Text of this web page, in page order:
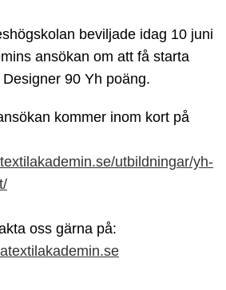
beviljade idag 10 juni
ansökan om att få starta
90 Yh poäng.
kommer inom kort på
utbildningar/yh-
oss gärna på: